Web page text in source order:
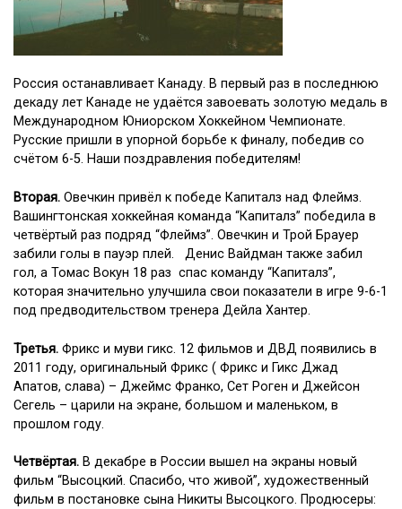
Россия останавливает Канаду. В первый раз в последнюю
декаду лет Канаде не удаётся завоевать золотую медаль в
Международном Юниорском Хоккейном Чемпионате.
Русские пришли в упорной борьбе к финалу, победив со
счётом 6-5. Наши поздравления победителям!
Вторая. Овечкин привёл к победе Капиталз над Флеймз.
Вашингтонская хоккейная команда “Капиталз” победила в
четвёртый раз подряд “Флеймз”. Овечкин и Трой Брауер
забили голы в пауэр плей. Денис Вайдман также забил
гол, а Томас Вокун 18 раз спас команду “Капиталз”,
которая значительно улучшила свои показатели в игре 9-6-1
под предводительством тренера Дейла Хантер.
Третья. Фрикс и муви гикс. 12 фильмов и ДВД появились в
2011 году, оригинальный Фрикс ( Фрикс и Гикс Джад
Апатов, слава) – Джеймс Франко, Сет Роген и Джейсон
Сегель – царили на экране, большом и маленьком, в
прошлом году.
Четвёртая. В декабре в России вышел на экраны новый
фильм “Высоцкий. Спасибо, что живой”, художественный
фильм в постановке сына Никиты Высоцкого. Продюсеры: